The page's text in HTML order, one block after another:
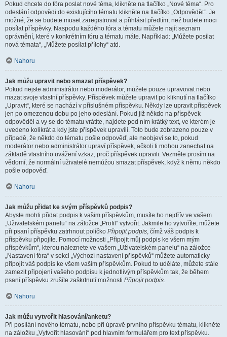
Pokud chcete do fóra poslat nové téma, klikněte na tlačítko „Nové téma“. Pro
odeslání odpovědi do existujícího tématu klikněte na tlačítko „Odpovědět“. Je
možné, že se budete muset zaregistrovat a přihlásit předtím, než budete moci
posílat příspěvky. Naspodu každého fóra a tématu můžete najít seznam
oprávnění, které v konkrétním fóru a tématu máte. Například: „Můžete posílat
nová témata“, „Můžete posílat přílohy“ atd.
Nahoru
Jak můžu upravit nebo smazat příspěvek?
Pokud nejste administrátor nebo moderátor, můžete pouze upravovat nebo
mazat svoje vlastní příspěvky. Příspěvek můžete upravit po kliknutí na tlačítko
„Upravit“, které se nachází v příslušném příspěvku. Někdy lze upravit příspěvek
jen po omezenou dobu po jeho odeslání. Pokud již někdo na příspěvek
odpověděl a vy se do tématu vrátíte, najdete pod ním krátký text, ve kterém je
uvedeno kolikrát a kdy jste příspěvek upravili. Toto bude zobrazeno pouze v
případě, že někdo do tématu pošle odpověď, ale neobjeví se to, pokud
moderátor nebo administrátor upraví příspěvek, ačkoli ti mohou zanechat na
základě vlastního uvážení vzkaz, proč příspěvek upravili. Vezměte prosím na
vědomí, že normální uživatelé nemůžou smazat příspěvek, když k němu někdo
pošle odpověď.
Nahoru
Jak můžu přidat ke svým příspěvků podpis?
Abyste mohli přidat podpis k vašim příspěvkům, musíte ho nejdřív ve vašem
„Uživatelském panelu“ na záložce „Profil“ vytvořit. Jakmile ho vytvoříte, můžete
při psaní příspěvku zatrhnout políčko Připojit podpis, čímž váš podpis k
příspěvku připojíte. Pomocí možnosti „Připojit můj podpis ke všem mým
příspěvkům“, kterou naleznete ve vašem „Uživatelském panelu“ na záložce
„Nastavení fóra“ v sekci „Výchozí nastavení příspěvků“ můžete automaticky
připojit váš podpis ke všem vašim příspěvkům. Pokud to uděláte, můžete stále
zamezit připojení vašeho podpisu k jednotlivým příspěvkům tak, že během
psaní příspěvku zrušíte zaškrtnutí možnosti Připojit podpis.
Nahoru
Jak můžu vytvořit hlasování/anketu?
Při posílání nového tématu, nebo při úpravě prvního příspěvku tématu, klikněte
na záložku „Vytvořit hlasování“ pod hlavním formulářem pro text příspěvku.